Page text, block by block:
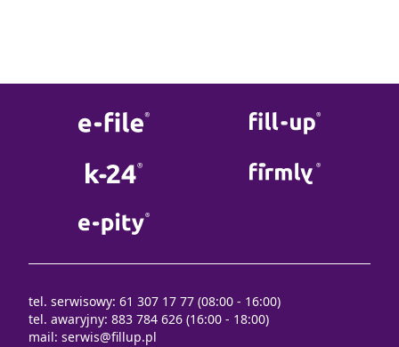
tel. serwisowy: 61 307 17 77 (08:00 - 16:00)
tel. awaryjny: 883 784 626 (16:00 - 18:00)
mail: serwis@fillup.pl